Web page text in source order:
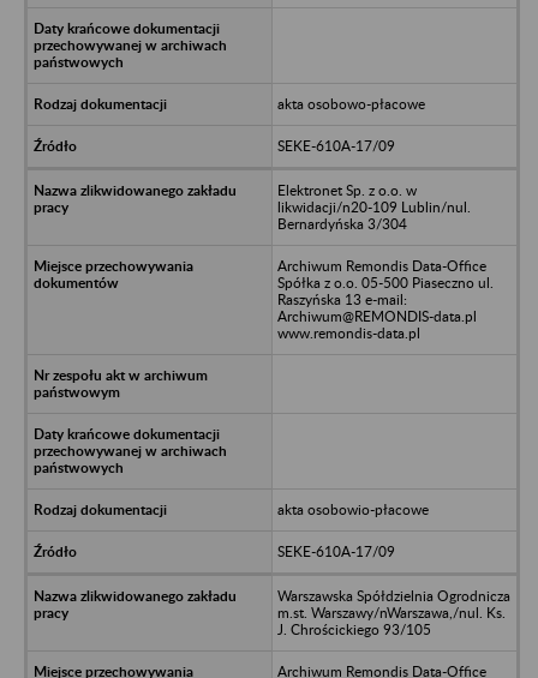
akta osobowo-płacowe
SEKE-610A-17/09
Elektronet Sp. z o.o. w
likwidacji/n20-109 Lublin/nul.
Bernardyńska 3/304
Archiwum Remondis Data-Office
Spółka z o.o. 05-500 Piaseczno ul.
Raszyńska 13 e-mail:
Archiwum@REMONDIS-data.pl
www.remondis-data.pl
akta osobowio-płacowe
SEKE-610A-17/09
Warszawska Spółdzielnia Ogrodnicza
m.st. Warszawy/nWarszawa,/nul. Ks.
J. Chrościckiego 93/105
Archiwum Remondis Data-Office